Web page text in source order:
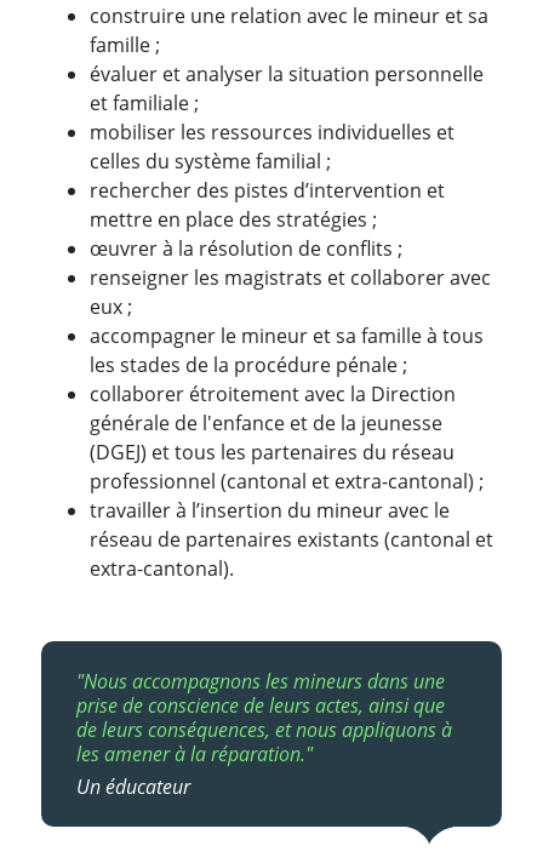
construire une relation avec le mineur et sa
famille ;
évaluer et analyser la situation personnelle
et familiale ;
mobiliser les ressources individuelles et
celles du système familial ;
rechercher des pistes d’intervention et
mettre en place des stratégies ;
œuvrer à la résolution de conflits ;
renseigner les magistrats et collaborer avec
eux ;
accompagner le mineur et sa famille à tous
les stades de la procédure pénale ;
collaborer étroitement avec la Direction
générale de l'enfance et de la jeunesse
(DGEJ) et tous les partenaires du réseau
professionnel (cantonal et extra-cantonal) ;
travailler à l’insertion du mineur avec le
réseau de partenaires existants (cantonal et
extra-cantonal).
"Nous accompagnons les mineurs dans une
prise de conscience de leurs actes, ainsi que
de leurs conséquences, et nous appliquons à
les amener à la réparation."
Un éducateur